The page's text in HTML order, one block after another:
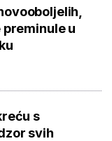
u
s
svih